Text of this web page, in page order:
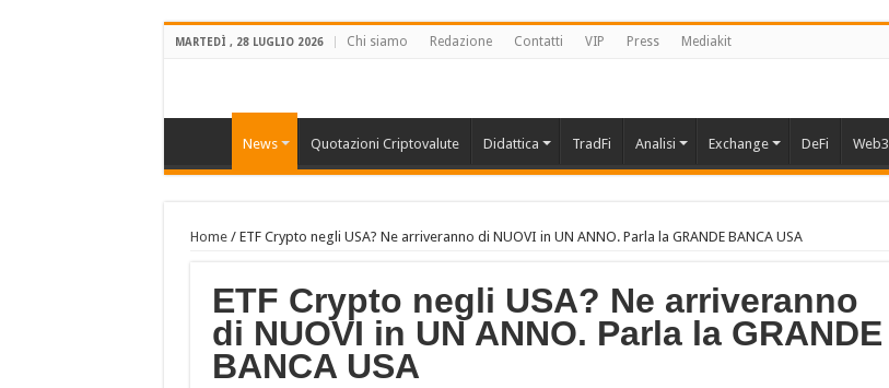
MARTEDÌ , 28 LUGLIO 2026 Chi siamo Redazione Contatti VIP Press Mediakit
News Quotazioni Criptovalute Didattica TradFi Analisi Exchange DeFi Web3
Home/ ETF Crypto negli USA? Ne arriveranno di NUOVI in UN ANNO. Parla la GRANDE BANCA USA
ETF Crypto negli USA? Ne arriveranno
di NUOVI in UN ANNO. Parla la GRANDE
BANCA USA